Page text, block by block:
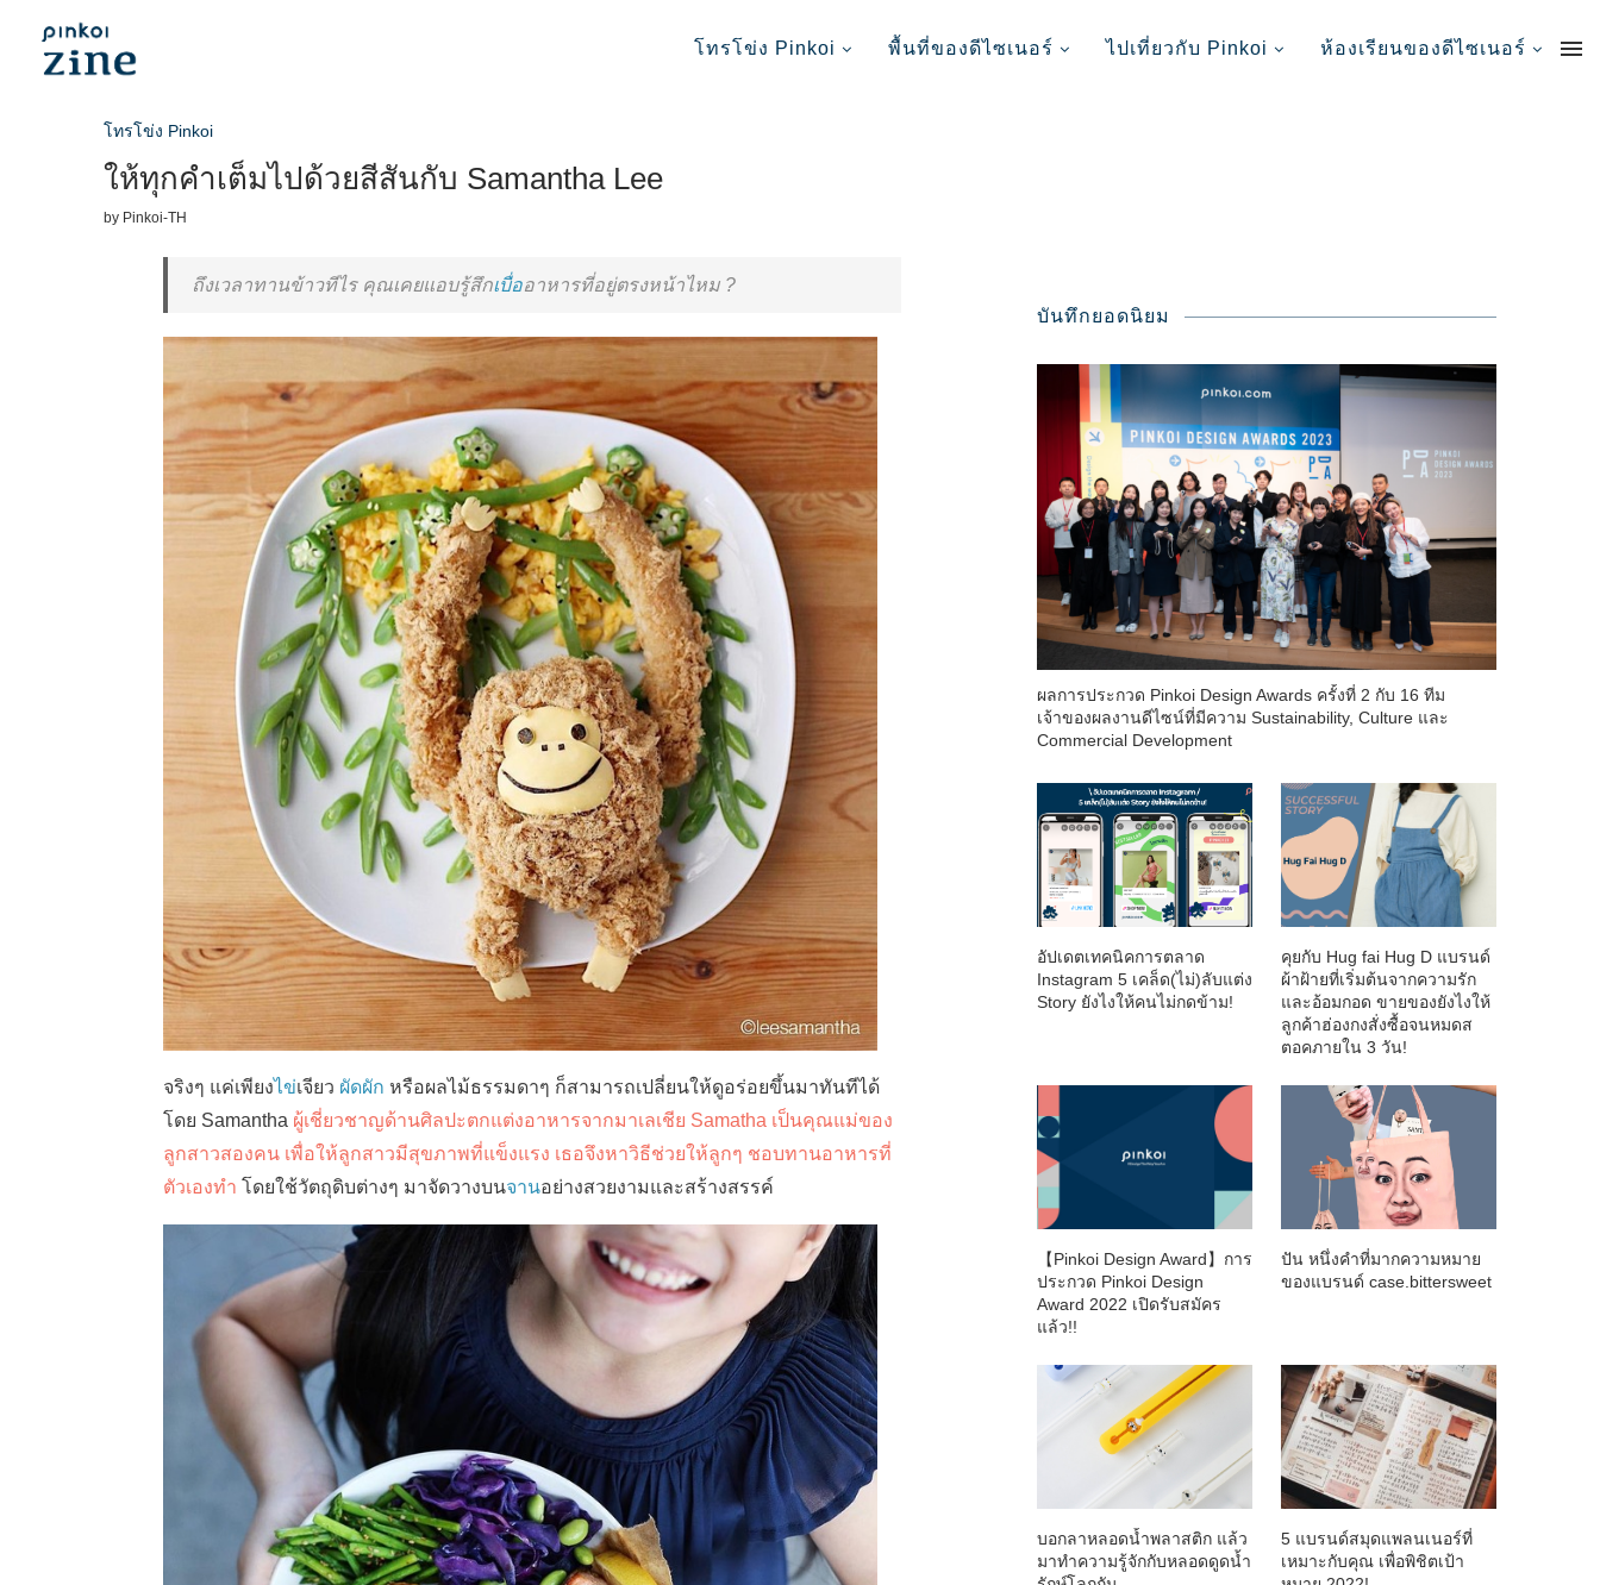
โทรโข่ง Pinkoi พื้นที่ของดีไซเนอร์ ไปเที่ยวกับ Pinkoi ห้องเรียนของดีไซเนอร์
โทรโข่ง Pinkoi
ให้ทุกคำเต็มไปด้วยสีสันกับ Samantha Lee
by Pinkoi-TH
ถึงเวลาทานข้าวทีไร คุณเคยแอบรู้สึกเบื่ออาหารที่อยู่ตรงหน้าไหม ?
จริงๆ แค่เพียงไข่เจียว ผัดผัก หรือผลไม้ธรรมดาๆ ก็สามารถเปลี่ยนให้ดูอร่อยขึ้นมาทันทีได้
โดย Samantha ผู้เชี่ยวชาญด้านศิลปะตกแต่งอาหารจากมาเลเชีย Samatha เป็นคุณแม่ของ
ลูกสาวสองคน เพื่อให้ลูกสาวมีสุขภาพที่แข็งแรง เธอจึงหาวิธีช่วยให้ลูกๆ ชอบทานอาหารที่
ตัวเองทำ โดยใช้วัตถุดิบต่างๆ มาจัดวางบนจานอย่างสวยงามและสร้างสรรค์
บันทึกยอดนิยม
ผลการประกวด Pinkoi Design Awards ครั้งที่ 2 กับ 16 ทีม
เจ้าของผลงานดีไซน์ที่มีความ Sustainability, Culture และ
Commercial Development
อัปเดตเทคนิคการตลาด
Instagram 5 เคล็ด(ไม่)ลับแต่ง
Story ยังไงให้คนไม่กดข้าม!
คุยกับ Hug fai Hug D แบรนด์
ผ้าฝ้ายที่เริ่มต้นจากความรัก
และอ้อมกอด ขายของยังไงให้
ลูกค้าฮ่องกงสั่งซื้อจนหมดส
ตอคภายใน 3 วัน!
【Pinkoi Design Award】การ
ประกวด Pinkoi Design
Award 2022 เปิดรับสมัคร
แล้ว!!
ปัน หนึ่งคำที่มากความหมาย
ของแบรนด์ case.bittersweet
บอกลาหลอดน้ำพลาสติก แล้ว
มาทำความรู้จักกับหลอดดูดน้ำ
5 แบรนด์สมุดแพลนเนอร์ที่
เหมาะกับคุณ เพื่อพิชิตเป้า